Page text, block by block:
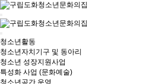
청소년활동
청소년자치기구 및 동아리
청소년 성장지원사업
특성화 사업 (문화예술)
청소년공간 운영